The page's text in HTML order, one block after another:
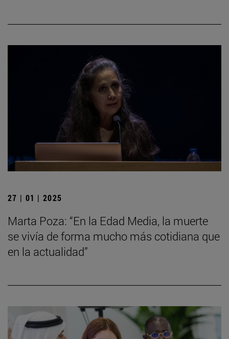
27 | 01 | 2025
Marta Poza: “En la Edad Media, la muerte
se vivía de forma mucho más cotidiana que
en la actualidad”